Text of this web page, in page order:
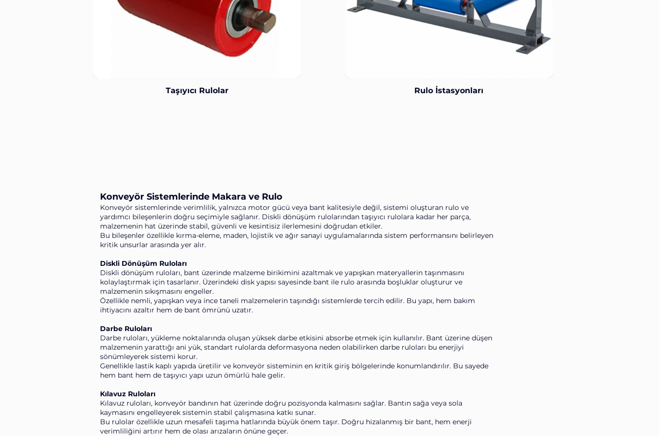
Taşıyıcı Rulolar Rulo İstasyonları
Konveyör Sistemlerinde Makara ve Rulo
Konveyör sistemlerinde verimlilik, yalnızca motor gücü veya bant kalitesiyle değil, sistemi oluşturan rulo ve
yardımcı bileşenlerin doğru seçimiyle sağlanır. Diskli dönüşüm rulolarından taşıyıcı rulolara kadar her parça,
malzemenin hat üzerinde stabil, güvenli ve kesintisiz ilerlemesini doğrudan etkiler.
Bu bileşenler özellikle kırma-eleme, maden, lojistik ve ağır sanayi uygulamalarında sistem performansını belirleyen
kritik unsurlar arasında yer alır.
Diskli Dönüşüm Ruloları
Diskli dönüşüm ruloları, bant üzerinde malzeme birikimini azaltmak ve yapışkan materyallerin taşınmasını
kolaylaştırmak için tasarlanır. Üzerindeki disk yapısı sayesinde bant ile rulo arasında boşluklar oluşturur ve
malzemenin sıkışmasını engeller.
Özellikle nemli, yapışkan veya ince taneli malzemelerin taşındığı sistemlerde tercih edilir. Bu yapı, hem bakım
ihtiyacını azaltır hem de bant ömrünü uzatır.
Darbe Ruloları
Darbe ruloları, yükleme noktalarında oluşan yüksek darbe etkisini absorbe etmek için kullanılır. Bant üzerine düşen
malzemenin yarattığı ani yük, standart rulolarda deformasyona neden olabilirken darbe ruloları bu enerjiyi
sönümleyerek sistemi korur.
Genellikle lastik kaplı yapıda üretilir ve konveyör sisteminin en kritik giriş bölgelerinde konumlandırılır. Bu sayede
hem bant hem de taşıyıcı yapı uzun ömürlü hale gelir.
Kılavuz Ruloları
Kılavuz ruloları, konveyör bandının hat üzerinde doğru pozisyonda kalmasını sağlar. Bantın sağa veya sola
kaymasını engelleyerek sistemin stabil çalışmasına katkı sunar.
Bu rulolar özellikle uzun mesafeli taşıma hatlarında büyük önem taşır. Doğru hizalanmış bir bant, hem enerji
verimliliğini artırır hem de olası arızaların önüne geçer.